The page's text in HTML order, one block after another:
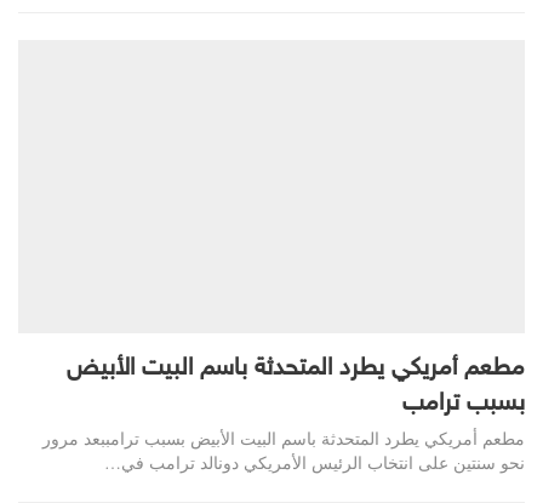
مطعم أمريكي يطرد المتحدثة باسم البيت الأبيض
بسبب ترامب
مطعم أمريكي يطرد المتحدثة باسم البيت الأبيض بسبب ترامببعد مرور
نحو سنتين على انتخاب الرئيس الأمريكي دونالد ترامب في…